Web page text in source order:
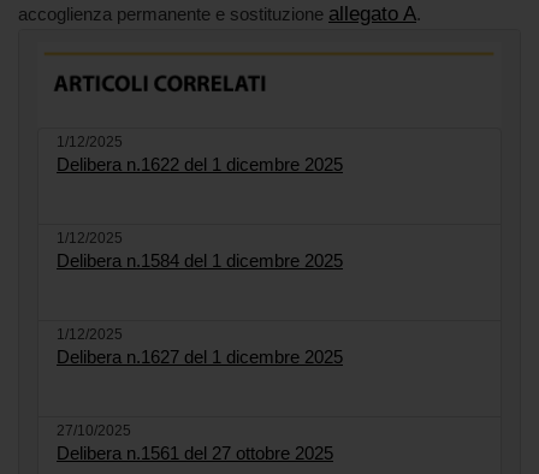
accoglienza permanente e sostituzione allegato A.
1/12/2025
Delibera n.1622 del 1 dicembre 2025
1/12/2025
Delibera n.1584 del 1 dicembre 2025
1/12/2025
Delibera n.1627 del 1 dicembre 2025
27/10/2025
Delibera n.1561 del 27 ottobre 2025